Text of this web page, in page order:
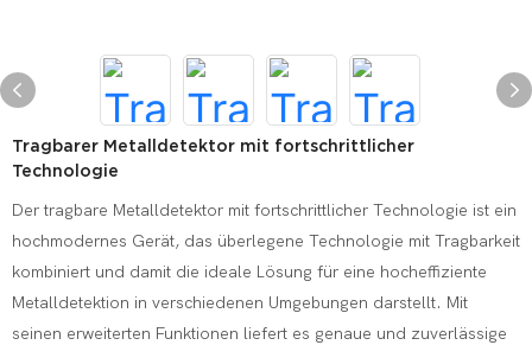
Tragbarer Metalldetektor mit fortschrittlicher
Technologie
Der tragbare Metalldetektor mit fortschrittlicher Technologie ist ein
hochmodernes Gerät, das überlegene Technologie mit Tragbarkeit
kombiniert und damit die ideale Lösung für eine hocheffiziente
Metalldetektion in verschiedenen Umgebungen darstellt. Mit
seinen erweiterten Funktionen liefert es genaue und zuverlässige